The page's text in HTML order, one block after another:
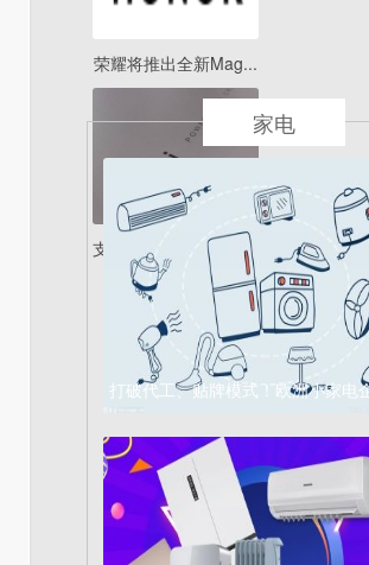
荣耀将推出全新Mag...
支持67W快充！Redm...
家电
打破代工、贴牌模式！欧洲小家电